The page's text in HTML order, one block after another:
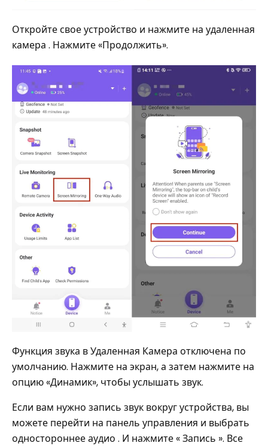
Откройте свое устройство и нажмите на удаленная
камера . Нажмите «Продолжить».
Функция звука в Удаленная Камера отключена по
умолчанию. Нажмите на экран, а затем нажмите на
опцию «Динамик», чтобы услышать звук.
Если вам нужно запись звук вокруг устройства, вы
можете перейти на панель управления и выбрать
одностороннее аудио . И нажмите « Запись ». Все